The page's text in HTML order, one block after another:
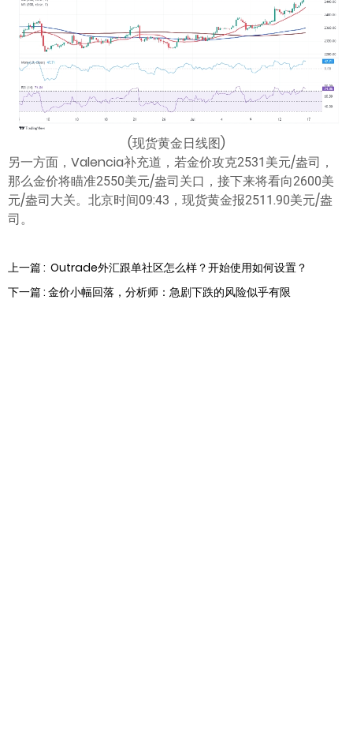
(现货黄金日线图)
另一方面，Valencia补充道，若金价攻克2531美元/盎司，
那么金价将瞄准2550美元/盎司关口，接下来将看向2600美
元/盎司大关。北京时间09:43，现货黄金报2511.90美元/盎
司。
上一篇 : Outrade外汇跟单社区怎么样？开始使用如何设置？
下一篇 : 金价小幅回落，分析师：急剧下跌的风险似乎有限